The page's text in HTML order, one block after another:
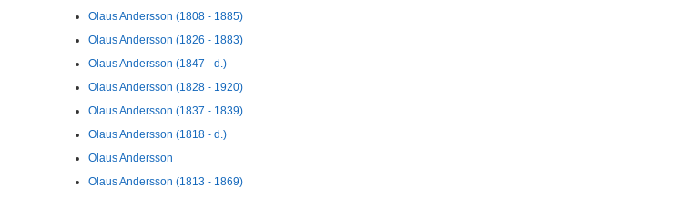
Olaus Andersson (1808 - 1885)
Olaus Andersson (1826 - 1883)
Olaus Andersson (1847 - d.)
Olaus Andersson (1828 - 1920)
Olaus Andersson (1837 - 1839)
Olaus Andersson (1818 - d.)
Olaus Andersson
Olaus Andersson (1813 - 1869)